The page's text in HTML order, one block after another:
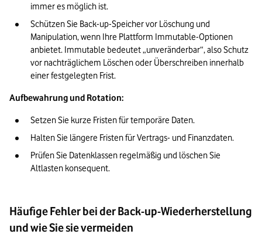
immer es möglich ist.
Schützen Sie Back-up-Speicher vor Löschung und
Manipulation, wenn Ihre Plattform Immutable-Optionen
anbietet. Immutable bedeutet „unveränderbar“, also Schutz
vor nachträglichem Löschen oder Überschreiben innerhalb
einer festgelegten Frist.
Aufbewahrung und Rotation:
Setzen Sie kurze Fristen für temporäre Daten.
Halten Sie längere Fristen für Vertrags- und Finanzdaten.
Prüfen Sie Datenklassen regelmäßig und löschen Sie
Altlasten konsequent.
Häufige Fehler bei der Back-up-Wiederherstellung
und wie Sie sie vermeiden